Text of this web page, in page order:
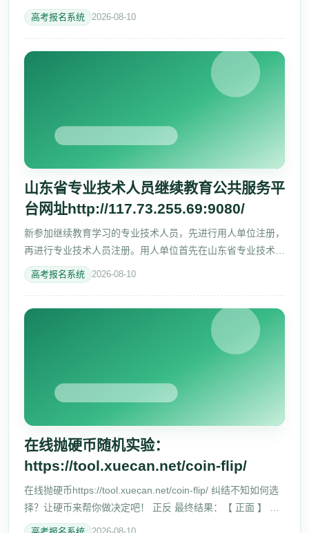
省普通高等学校招生考试 证件号码或考生号 请输入证件号码
或考生号 密码
高考报名系统 2026-08-10
山东省专业技术人员继续教育公共服务平
台网址http://117.73.255.69:9080/
新参加继续教育学习的专业技术人员，先进行用人单位注册，
再进行专业技术人员注册。用人单位首先在山东省专业技术人
员继续教育公共服务平台（网址：
http://117.73.255.69:9080/，以下简称省服务
高考报名系统 2026-08-10
在线抛硬币随机实验：
https://tool.xuecan.net/coin-flip/
在线抛硬币https://tool.xuecan.net/coin-flip/ 纠结不知如何选
择？让硬币来帮你做决定吧！ 正反 最终结果：【 正面 】 抛
硬币 重置 抛掷统计 总计 1 正面 1 反面 0 100.0% 历史记录